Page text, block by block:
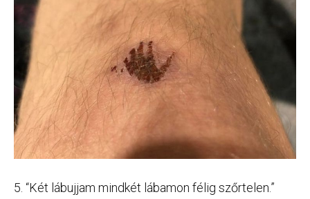
5. “Két lábujjam mindkét lábamon félig szőrtelen.”